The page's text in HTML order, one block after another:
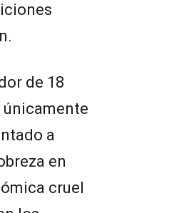
de 18
a
en
cruel